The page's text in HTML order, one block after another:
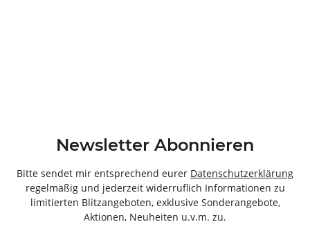
Newsletter Abonnieren
Bitte sendet mir entsprechend eurer Datenschutzerklärung
regelmäßig und jederzeit widerruflich Informationen zu
limitierten Blitzangeboten, exklusive Sonderangebote,
Aktionen, Neuheiten u.v.m. zu.